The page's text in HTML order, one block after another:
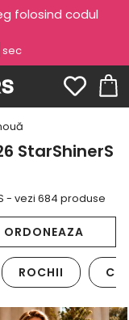
folosind codul
sec
StarShinerS
- vezi 684 produse
ROCHII
ORDONEAZA